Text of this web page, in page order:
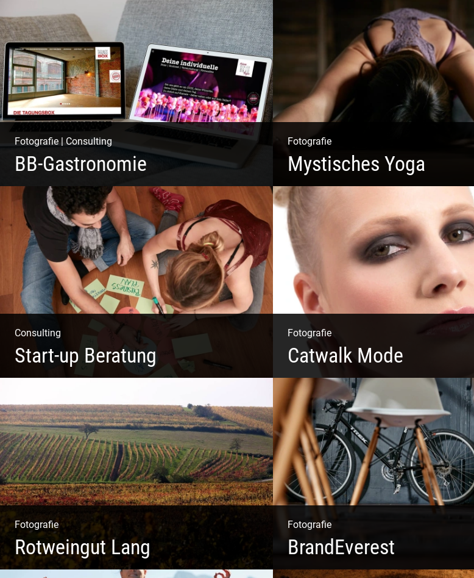
W.U.F.O. Food Orbiter | Event Gastronomie | Catering
Service | Essen & Trinken
Yoga | Fashion | Cool & symphatisch
Fotografie Consulting
BB-Gastronomie
Fotografie, Marketing & Design
Fotografie
Mystisches Yoga
Yoga und Meditation – mystisch inszeniert
Consulting
Start-up Beratung
wo du beginnen sollst?
Fotografie
Catwalk Mode
Catwalk Mode Fotografie
Fotografie
Rotweingut Lang
Fotografie
BrandEverest